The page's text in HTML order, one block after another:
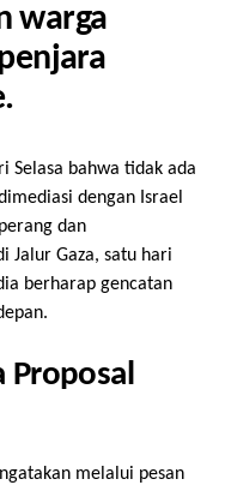
warga
Selasa bahwa tidak ada
dengan Israel
dan
Jalur Gaza, satu hari
berharap gencatan
Proposal
melalui pesan